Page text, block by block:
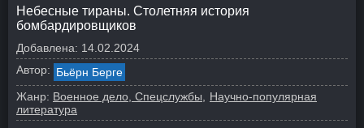
Небесные тираны. Столетняя история
бомбардировщиков
Добавлена: 14.02.2024
Автор: Бьёрн Берге
Жанр: Военное дело, Спецслужбы
Научно-популярная
литература